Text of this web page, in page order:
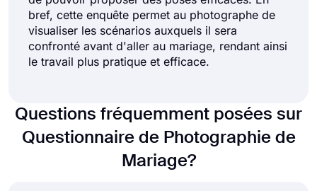
bref, cette enquête permet au photographe de
visualiser les scénarios auxquels il sera
confronté avant d'aller au mariage, rendant ainsi
le travail plus pratique et efficace.
Questions fréquemment posées sur
Questionnaire de Photographie de
Mariage?